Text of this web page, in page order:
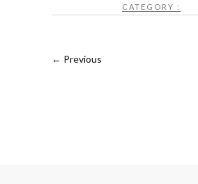
CATEGORY :
← Previous